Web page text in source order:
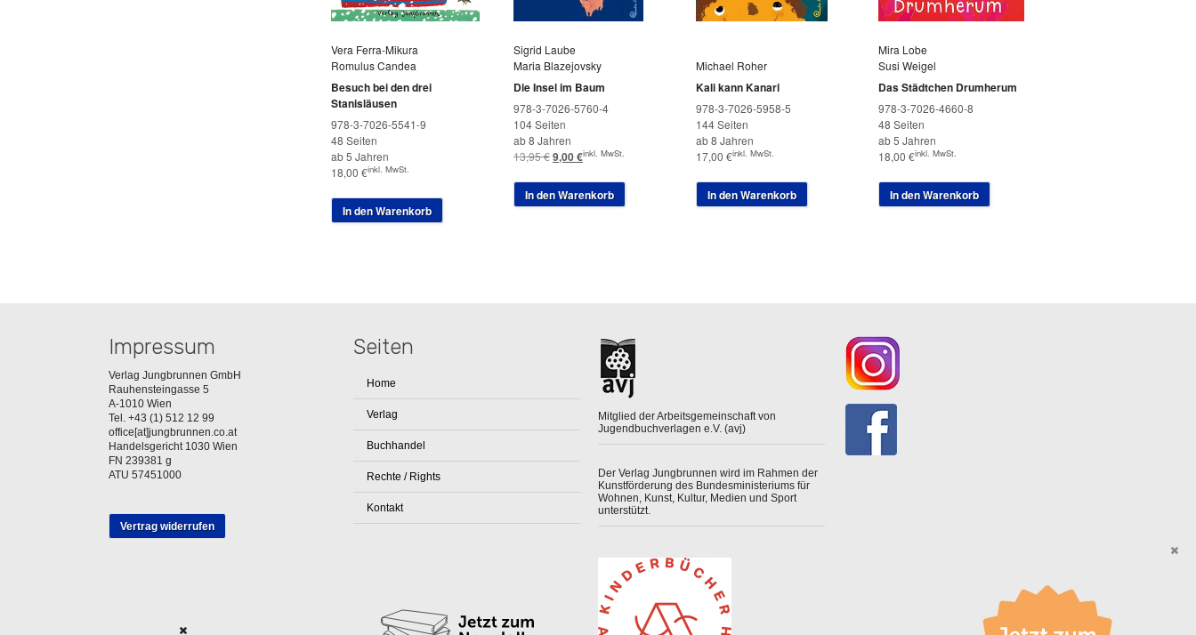
Vera Ferra-Mikura
Romulus Candea
Besuch bei den drei
Stanisläusen
978-3-7026-5541-9
48 Seiten
ab 5 Jahren
18,00 €inkl. MwSt.
In den Warenkorb
Sigrid Laube
Maria Blazejovsky
Die Insel im Baum
978-3-7026-5760-4
104 Seiten
ab 8 Jahren
13,95€Ursprünglicher
war:
13,95 €
9,00€Aktueller
ist:
9,00 €.
inkl. MwSt.
In den Warenkorb
Michael Roher
Kali kann Kanari
978-3-7026-5958-5
144 Seiten
ab 8 Jahren
17,00 €inkl. MwSt.
In den Warenkorb
Mira Lobe
Susi Weigel
Das Städtchen Drumherum
978-3-7026-4660-8
48 Seiten
ab 5 Jahren
18,00 €inkl. MwSt.
In den Warenkorb
Impressum
Verlag Jungbrunnen GmbH
Rauhensteingasse 5
A-1010 Wien
Tel. +43 (1) 512 12 99
office[at]jungbrunnen.co.at
Handelsgericht 1030 Wien
FN 239381 g
ATU 57451000
Vertrag widerrufen
Seiten
Home
Verlag
Buchhandel
Rechte / Rights
Kontakt
Mitglied der Arbeitsgemeinschaft von
Jugendbuchverlagen e.V. (avj)
Der Verlag Jungbrunnen wird im Rahmen der
Kunstförderung des Bundesministeriums für
Wohnen, Kunst, Kultur, Medien und Sport
unterstützt.